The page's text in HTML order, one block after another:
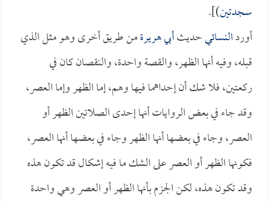
سجدتين)].
أوردالنسائيحديثأبي هريرةمن طريق أخرى وهو مثل الذي
قبله، وفيه أنها الظهر، والقصة واحدة، والنقصان كان في
ركعتين، فلا شك أن إحداهما فيها وهم، إما الظهر وإما العصر،
وقد جاء في بعض الروايات أنها إحدى الصلاتين الظهر أو
العصر، وجاء في بعضها أنها الظهر وجاء في بعضها أنها العصر،
فكونها الظهر أو العصر على الشك ما فيه إشكال قد تكون هذه
وقد تكون هذه، لكن الجزم بأنها الظهر أو العصر وهي واحدة